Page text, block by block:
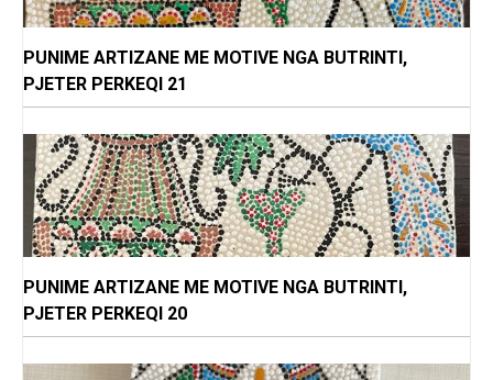
PUNIME ARTIZANE ME MOTIVE NGA BUTRINTI,
PJETER PERKEQI 21
PUNIME ARTIZANE ME MOTIVE NGA BUTRINTI,
PJETER PERKEQI 20